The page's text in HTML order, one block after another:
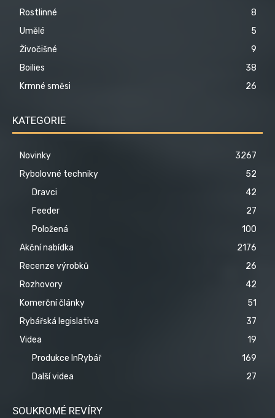
Rostlinné
8
Umělé
5
Živočišné
9
Boilies
38
Krmné směsi
26
KATEGORIE
Novinky
3267
Rybolovné techniky
52
Dravci
42
Feeder
27
Položená
100
Akční nabídka
2176
Recenze výrobků
26
Rozhovory
42
Komerční články
51
Rybářská legislativa
37
Videa
19
Produkce InRybář
169
Další videa
27
SOUKROMÉ REVÍRY